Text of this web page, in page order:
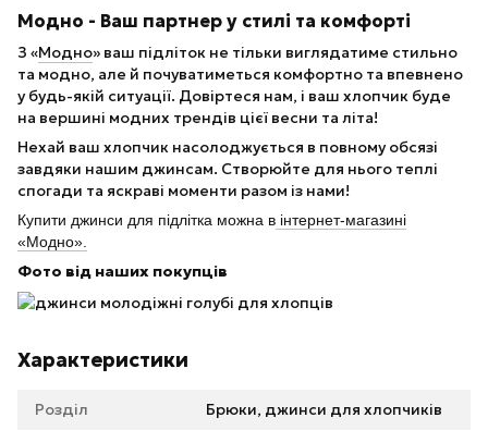
Модно - Ваш партнер у стилі та комфорті
З «Модно» ваш підліток не тільки виглядатиме стильно
та модно, але й почуватиметься комфортно та впевнено
у будь-якій ситуації. Довіртеся нам, і ваш хлопчик буде
на вершині модних трендів цієї весни та літа!
Нехай ваш хлопчик насолоджується в повному обсязі
завдяки нашим джинсам. Створюйте для нього теплі
спогади та яскраві моменти разом із нами!
Купити джинси для підлітка можна в інтернет-магазині
«Модно».
Фото від наших покупців
Характеристики
Розділ Брюки, джинси для хлопчиків